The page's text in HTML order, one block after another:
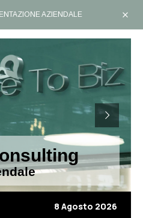
AZIENDALE
8 Agosto 2026